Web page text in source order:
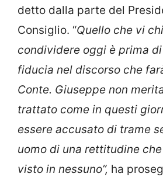
detto dalla parte del
Consiglio. “Quello che vi
condividere oggi è prima
fiducia nel discorso che
Conte. Giuseppe non
trattato come in questi
essere accusato di trame
uomo di una rettitudine
visto in nessuno”, ha